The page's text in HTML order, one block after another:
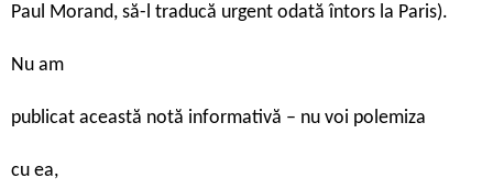
Paul Morand, să-l traducă urgent odată întors la Paris).
Nu am
publicat această notă informativă – nu voi polemiza
cu ea,